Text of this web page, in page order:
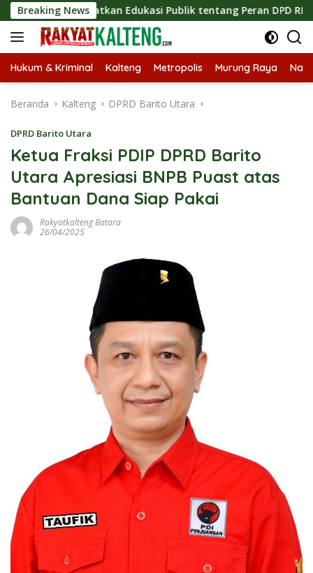
Langsung
ke
konten
Breaking NewsEdukasi Publik tentang Peran DPD RI
Hukum & Kriminal Kalteng Metropolis Murung Raya
Beranda Kalteng DPRD Barito Utara
DPRD Barito Utara
Ketua Fraksi PDIP DPRD Barito
Utara Apresiasi BNPB Puast atas
Bantuan Dana Siap Pakai
Rakyatkalteng Batara
26/04/2025